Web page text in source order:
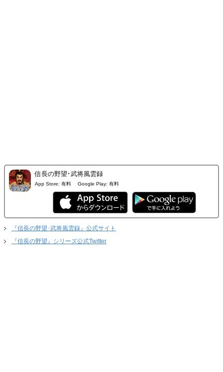
信長の野望･武将風雲録
App Store: 有料 Google Play: 有料
『信長の野望･武将風雲録』公式サイト
『信長の野望』シリーズ公式Twitter